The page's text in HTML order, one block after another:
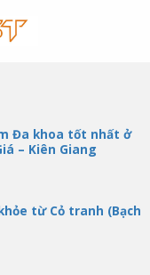
Đa khoa tốt nhất ở
– Kiên Giang
từ Cỏ tranh (Bạch